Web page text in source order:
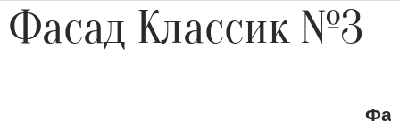
Фасад Классик №3